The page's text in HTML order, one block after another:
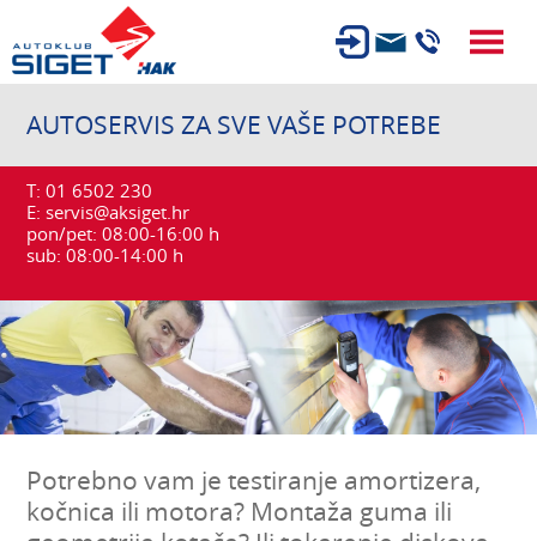
ČLANSTVO
NOVOSTI
O NAMA
KARIJERA
AUTOSERVIS ZA SVE VAŠE POTREBE
T:01 6502 230
E:servis@aksiget.hr
pon/pet: 08:00-16:00 h
sub: 08:00-14:00 h
Potrebno vam je testiranje amortizera,
kočnica ili motora? Montaža guma ili